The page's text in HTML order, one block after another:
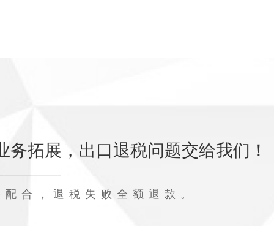
务拓展，出口退税问题交给我们！
配合，退税失败全额退款。